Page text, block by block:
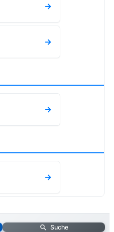
→
→
→
→
Suche